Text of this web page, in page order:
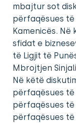
mbajtur sot
përfaqësues të
Kamenicës.
sfidat e
të Ligjit të
Mbrojtjen
Në këtë
përfaqësues të
përfaqësues të
përfaqësues të